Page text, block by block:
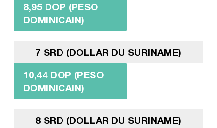
8,95 DOP (PESO
DOMINICAIN)
7 SRD (DOLLAR DU SURINAME)
10,44 DOP (PESO
DOMINICAIN)
8 SRD (DOLLAR DU SURINAME)